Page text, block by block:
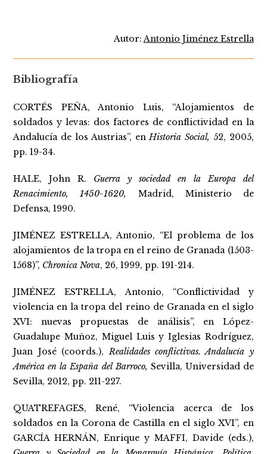
Autor:Antonio Jiménez Estrella
Bibliografía
CORTÉS PEÑA, Antonio Luis, “Alojamientos de
soldados y levas: dos factores de conflictividad en la
Andalucía de los Austrias”, enHistoria Social, 52, 2005,
pp. 19-34.
HALE, John R. Guerra y sociedad en la Europa del
Renacimiento, 1450-1620, Madrid, Ministerio de
Defensa, 1990.
JIMÉNEZ ESTRELLA, Antonio, “El problema de los
alojamientos de la tropa en el reino de Granada (1503-
1568)”, Chronica Nova, 26, 1999, pp. 191-214.
JIMÉNEZ ESTRELLA, Antonio, “Conflictividad y
violencia en la tropa del reino de Granada en el siglo
XVI: nuevas propuestas de análisis”, en López-
Guadalupe Muñoz, Miguel Luis y Iglesias Rodríguez,
Juan José (coords.),Realidades conflictivas. Andalucía y
América en la España del Barroco, Sevilla, Universidad de
Sevilla, 2012, pp. 211-227.
QUATREFAGES, René, “Violencia acerca de los
soldados en la Corona de Castilla en el siglo XVI”, en
GARCÍA HERNÁN, Enrique y MAFFI, Davide (eds.),